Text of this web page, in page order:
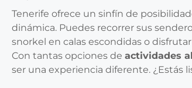
Tenerife ofrece un sinfín de
dinámica. Puedes recorrer sus
snorkel en calas escondidas o
Con tantas opciones de actividades
ser una experiencia diferente. ¿Estás